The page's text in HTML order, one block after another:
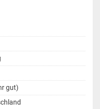
gut)